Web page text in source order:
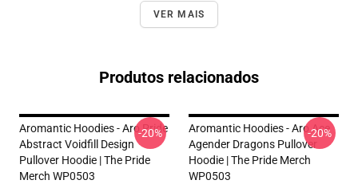
VER MAIS
Produtos relacionados
Aromantic Hoodies - Aro Pride
Abstract Voidfill Design
Pullover Hoodie | The Pride
Merch WP0503
-20%
Aromantic Hoodies - Aro Ace
Agender Dragons Pullover
Hoodie | The Pride Merch
WP0503
-20%